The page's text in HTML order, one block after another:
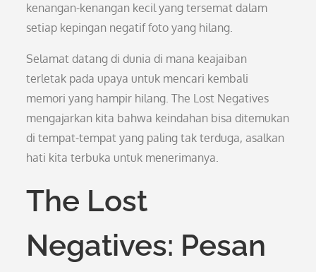
kenangan-kenangan kecil yang tersemat dalam
setiap kepingan negatif foto yang hilang.
Selamat datang di dunia di mana keajaiban
terletak pada upaya untuk mencari kembali
memori yang hampir hilang. The Lost Negatives
mengajarkan kita bahwa keindahan bisa ditemukan
di tempat-tempat yang paling tak terduga, asalkan
hati kita terbuka untuk menerimanya.
The Lost
Negatives: Pesan